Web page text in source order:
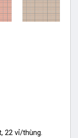
vỉ/thùng.